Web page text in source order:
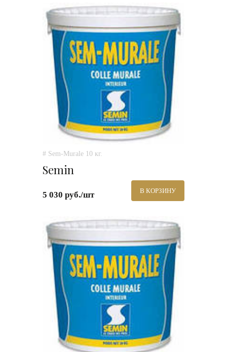
# Sem-Murale 10 кг.
Semin
5 030 руб./шт В КОРЗИНУ